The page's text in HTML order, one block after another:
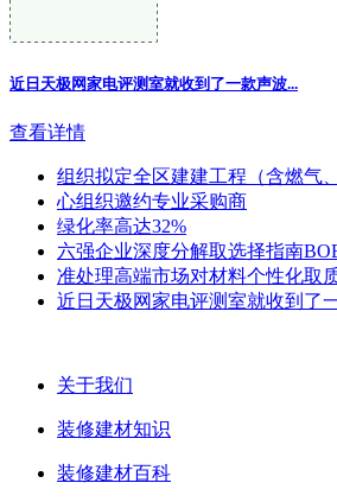
近日天极网家电评测室就收到了一款声波...
查看详情
组织拟定全区建建工程（含燃气
心组织邀约专业采购商
绿化率高达32%
六强企业深度分解取选择指南
准处理高端市场对材料个性化取
近日天极网家电评测室就收到了
关于我们
装修建材知识
装修建材百科